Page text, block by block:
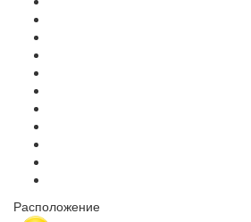
Расположение